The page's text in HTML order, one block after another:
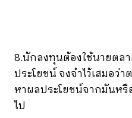
8.นักลงทุนต้องใช้นายตล
ประโยชน์ จงจำไว้เสมอว่
หาผลประโยชน์จากมันห
ไป